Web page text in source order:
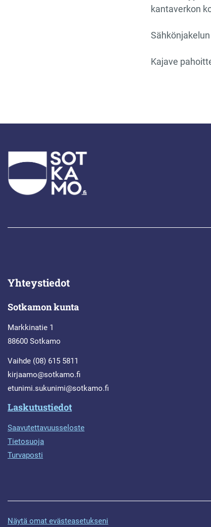
kantaverkon
Kajave
Yhteystiedot
Sotkamon kunta
Markkinatie 1
88600 Sotkamo
Vaihde (08) 615 5811
kirjaamo@sotkamo.fi
etunimi.sukunimi@sotkamo.fi
Laskutustiedot
Saavutettavuusseloste
Tietosuoja
Turvaposti
Näytä omat evästeasetukseni